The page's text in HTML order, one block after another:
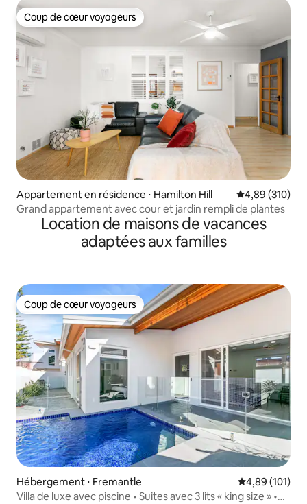
Coup de cœur voyageurs
Coup de cœur voyageurs
Appartement en résidence ⋅ Hamilton Hill Évaluation
4,89 (310)
Grand appartement avec cour et jardin rempli de plantes
Location de maisons de vacances
adaptées aux familles
Coup de cœur voyageurs
Coup de cœur voyageurs
Hébergement ⋅ Fremantle Évaluation
4,89 (101)
Villa de luxe avec piscine • Suites avec 3 lits « king size » •